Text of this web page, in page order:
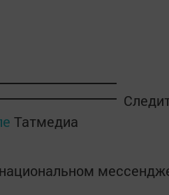
Татмедиа